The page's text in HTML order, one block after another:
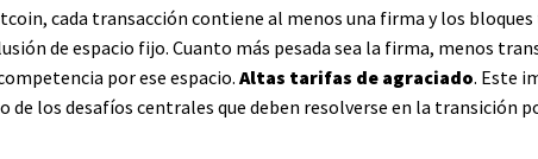
cada transacción contiene al menos una firma y los
de espacio fijo. Cuanto más pesada sea la firma, menos
por ese espacio.Altas tarifas de agraciado. Este
de los desafíos centrales que deben resolverse en la transición